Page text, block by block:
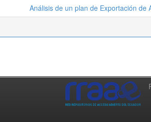
Análisis de un plan de Exportación de